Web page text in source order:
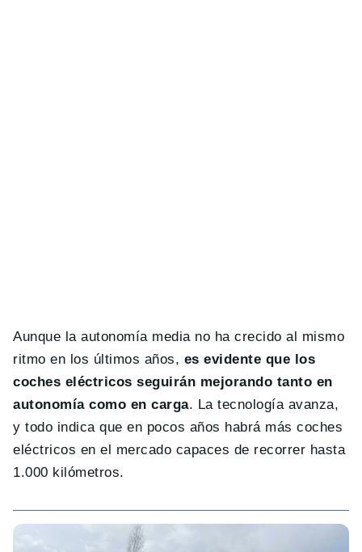
Aunque la autonomía media no ha crecido al mismo
ritmo en los últimos años, es evidente que los
coches eléctricos seguirán mejorando tanto en
autonomía como en carga. La tecnología avanza,
y todo indica que en pocos años habrá más coches
eléctricos en el mercado capaces de recorrer hasta
1.000 kilómetros.